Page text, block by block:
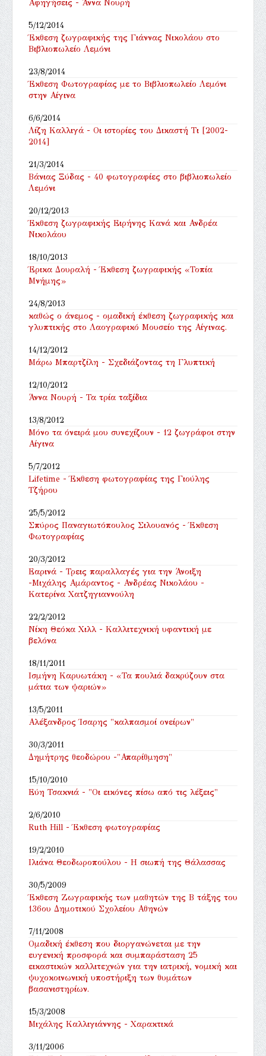
Αφηγήσεις - Άννα Νουρή
5/12/2014
Έκθεση ζωγραφικής της Γιάννας Νικολάου στο
Βιβλιοπωλείο Λεμόνι
23/8/2014
Έκθεση Φωτογραφίας με το Βιβλιοπωλείο Λεμόνι
στην Αίγινα
6/6/2014
Λίζη Καλλιγά - Οι ιστορίες του Δικαστή Τι [2002-
2014]
21/3/2014
Βάνιας Ξύδας - 40 φωτογραφίες στο βιβλιοπωλείο
Λεμόνι
20/12/2013
Έκθεση ζωγραφικής Ειρήνης Κανά και Ανδρέα
Νικολάου
18/10/2013
Έρικα Δουραλή - Έκθεση ζωγραφικής «Τοπία
Μνήμης»
24/8/2013
καθώς ο άνεμος - ομαδική έκθεση ζωγραφικής και
γλυπτικής στο Λαογραφικό Mουσείο της Αίγινας.
14/12/2012
Μάρω Μπαρτζίλη - Σχεδιάζοντας τη Γλυπτική
12/10/2012
Άννα Νουρή - Τα τρία ταξίδια
13/8/2012
Μόνο τα όνειρά μου συνεχίζουν - 12 ζωγράφοι στην
Αίγινα
5/7/2012
Lifetime - Έκθεση φωτογραφίας της Γιούλης
Τζήρου
25/5/2012
Σπύρος Παναγιωτόπουλος Σιλουανός - Έκθεση
Φωτογραφίας
20/3/2012
Εαρινά - Τρεις παραλλαγές για την Άνοιξη
-Μιχάλης Αμάραντος - Ανδρέας Νικολάου -
Κατερίνα Χατζηγιαννούλη
22/2/2012
Νίκη Θεόκα Χιλλ - Καλλιτεχνική υφαντική με
βελόνα
18/11/2011
Ισμήνη Καρυωτάκη - «Τα πουλιά δακρύζουν στα
μάτια των ψαριών»
13/5/2011
Αλέξανδρος Ίσαρης "καλπασμοί ονείρων"
30/3/2011
Δημήτρης θεοδώρου -"Απαρίθμηση"
15/10/2010
Εύη Τσακνιά - "Οι εικόνες πίσω από τις λέξεις"
2/6/2010
Ruth Hill - Έκθεση φωτογραφίας
19/2/2010
Ιλιάνα Θεοδωροπούλου - Η σιωπή της Θάλασσας
30/5/2009
Έκθεση Ζωγραφικής των μαθητών της Β τάξης του
136ου Δημοτικού Σχολείου Αθηνών
7/11/2008
Ομαδική έκθεση που διοργανώνεται με την
ευγενική προσφορά και συμπαράσταση 25
εικαστικών καλλιτεχνών για την ιατρική, νομική και
ψυχοκοινωνική υποστήριξη των θυμάτων
βασανιστηρίων.
15/3/2008
Μιχάλης Καλλιγιάννης - Χαρακτικά
3/11/2006